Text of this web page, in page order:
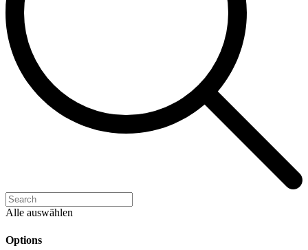
Alle auswählen
Options